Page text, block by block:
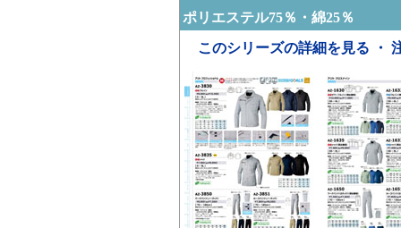
ポリエステル75％・綿25％
このシリーズの詳細を見る ・